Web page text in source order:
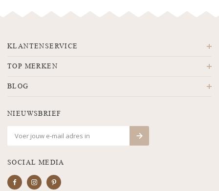
KLANTENSERVICE
TOP MERKEN
BLOG
NIEUWSBRIEF
SOCIAL MEDIA